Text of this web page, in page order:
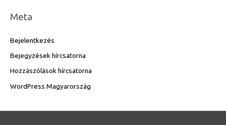
Meta
Bejelentkezés
Bejegyzések hírcsatorna
Hozzászólások hírcsatorna
WordPress Magyarország